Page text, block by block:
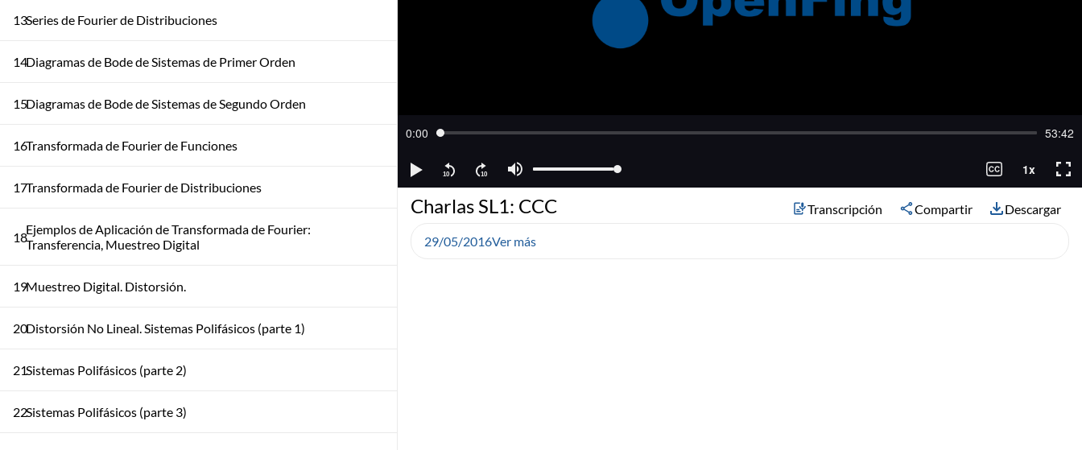
13Series de Fourier de Distribuciones
14Diagramas de Bode de Sistemas de Primer Orden
15Diagramas de Bode de Sistemas de Segundo Orden
16Transformada de Fourier de Funciones
17Transformada de Fourier de Distribuciones
18Ejemplos de Aplicación de Transformada de Fourier:
Transferencia, Muestreo Digital
19Muestreo Digital. Distorsión.
20Distorsión No Lineal. Sistemas Polifásicos (parte 1)
21Sistemas Polifásicos (parte 2)
22Sistemas Polifásicos (parte 3)
Charlas SL1: CCC Transcripción Compartir Descargar
29/05/2016Ver más